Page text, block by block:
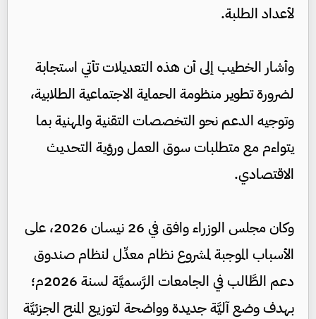
لأعداد الطلبة.
وأشار الخطيب إلى أن هذه التعديلات تأتي استجابة
لضرورة تطوير منظومة الحماية الاجتماعية الطلابية،
وتوجيه الدعم نحو التخصصات التقنية والمهنية بما
يتواءم مع متطلبات سوق العمل ورؤية التحديث
الاقتصادي.
وكان مجلس الوزراء وافق في 26 نيسان 2026، على
الأسباب الموجبة لمشروع نظام معدِّل لنظام صندوق
دعم الطَّالب في الجامعات الرَّسميَّة لسنة 2026م؛
بهدف وضع آليَّة جديدة وواضحة لتوزيع المنح الجزئيَّة